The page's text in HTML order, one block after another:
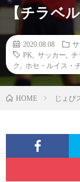
【チラベ
2020.08.08
PK
サッカー チ
ク
ホセ・ルイス・
HOME じょび